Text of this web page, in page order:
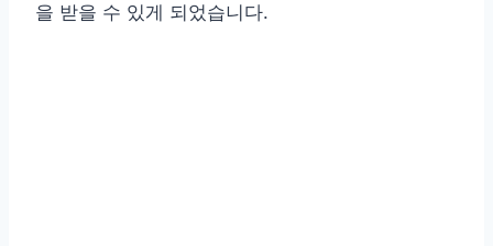
을 받을 수 있게 되었습니다.